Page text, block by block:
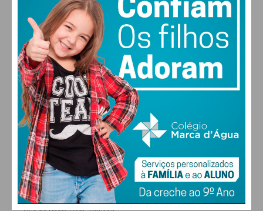
30°
QUI
30
SEX
29°
SÁB
28°
DOM
ALTERAR
FARMACIAS DE SERVIÇO EM PAÇOS DE
FERREIRA